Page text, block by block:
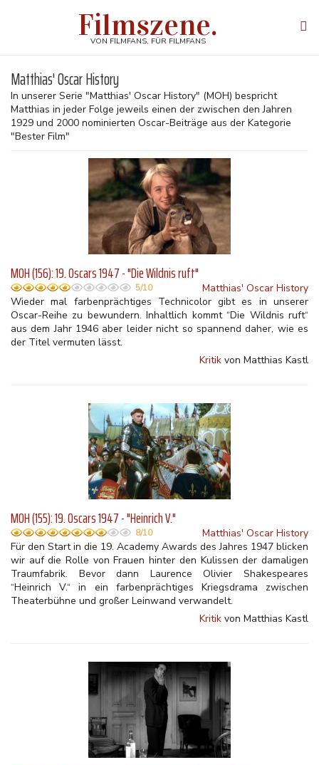
Filmszene.
VON FILMFANS, FÜR FILMFANS
Matthias' Oscar History
In unserer Serie "Matthias' Oscar History" (MOH) bespricht
Matthias in jeder Folge jeweils einen der zwischen den Jahren
1929 und 2000 nominierten Oscar-Beiträge aus der Kategorie
"Bester Film"
MOH (156): 19. Oscars 1947 - "Die Wildnis ruft"
5/10
Matthias' Oscar History
Wieder mal farbenprächtiges Technicolor gibt es in unserer
Oscar-Reihe zu bewundern. Inhaltlich kommt “Die Wildnis ruft“
aus dem Jahr 1946 aber leider nicht so spannend daher, wie es
der Titel vermuten lässt.
Kritik von Matthias Kastl
MOH (155): 19. Oscars 1947 - "Heinrich V."
8/10
Matthias' Oscar History
Für den Start in die 19. Academy Awards des Jahres 1947 blicken
wir auf die Rolle von Frauen hinter den Kulissen der damaligen
Traumfabrik. Bevor dann Laurence Olivier Shakespeares
“Heinrich V.“ in ein farbenprächtiges Kriegsdrama zwischen
Theaterbühne und großer Leinwand verwandelt.
Kritik von Matthias Kastl